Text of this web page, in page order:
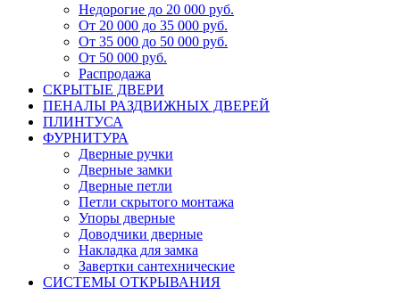
Недорогие до 20 000 руб.
От 20 000 до 35 000 руб.
От 35 000 до 50 000 руб.
От 50 000 руб.
Распродажа
СКРЫТЫЕ ДВЕРИ
ПЕНАЛЫ РАЗДВИЖНЫХ ДВЕРЕЙ
ПЛИНТУСА
ФУРНИТУРА
Дверные ручки
Дверные замки
Дверные петли
Петли скрытого монтажа
Упоры дверные
Доводчики дверные
Накладка для замка
Завертки сантехнические
СИСТЕМЫ ОТКРЫВАНИЯ